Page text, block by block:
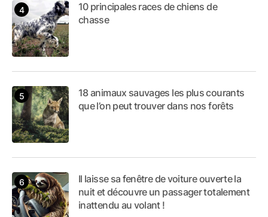
10 principales races de chiens de
chasse
18 animaux sauvages les plus courants
que l’on peut trouver dans nos forêts
Il laisse sa fenêtre de voiture ouverte la
nuit et découvre un passager totalement
inattendu au volant !